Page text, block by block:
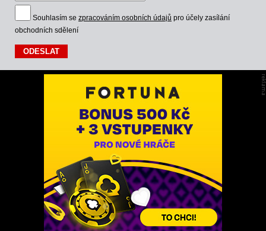
Souhlasím se zpracováním osobních údajů pro účely zasílání
obchodních sdělení